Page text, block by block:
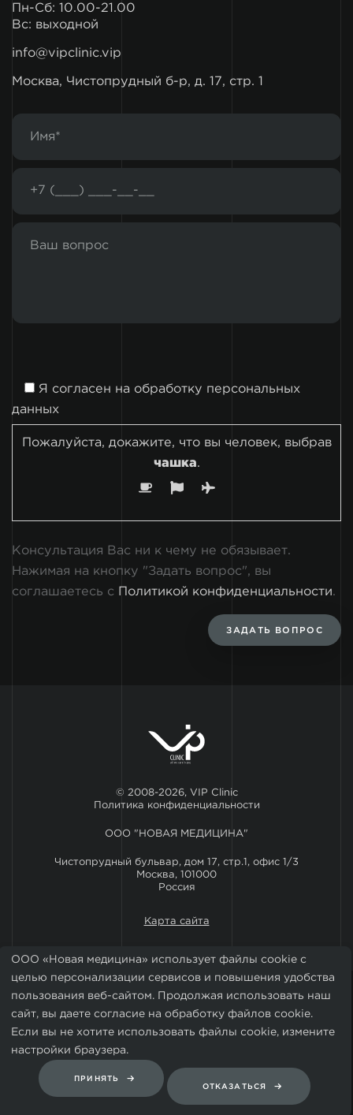
Пн-Сб: 10.00-21.00
Вс: выходной
info@vipclinic.vip
Москва, Чистопрудный б-р, д. 17, стр. 1
Я согласен на обработку персональных
данных
Пожалуйста, докажите, что вы человек, выбрав
чашка.
Консультация Вас ни к чему не обязывает.
Нажимая на кнопку "Задать вопрос", вы
соглашаетесь с
Политикой конфиденциальности.
ЗАДАТЬ ВОПРОС
© 2008-2026, VIP Clinic
Политика конфиденциальности
ООО "НОВАЯ МЕДИЦИНА"
Чистопрудный бульвар, дом 17, стр.1, офис 1/3
Москва, 101000
Россия
Карта сайта
Установить мобильное приложение VIP Clinic
ООО «Новая медицина» использует файлы cookie с
целью персонализации сервисов и повышения удобства
пользования веб-сайтом. Продолжая использовать наш
сайт, вы даете согласие на обработку файлов cookie.
Если вы не хотите использовать файлы cookie, измените
настройки браузера.
ПРИНЯТЬ
ОТКАЗАТЬСЯ